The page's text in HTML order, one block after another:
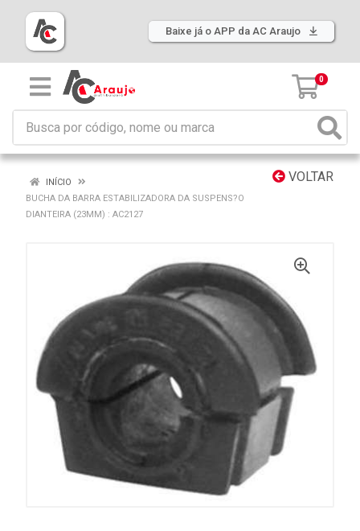
Baixe já o APP da AC Araujo
0
VOLTAR
INÍCIO
BUCHA DA BARRA ESTABILIZADORA DA SUSPENS?O
DIANTEIRA (23MM) : AC2127